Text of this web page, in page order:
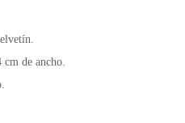
cm de ancho.